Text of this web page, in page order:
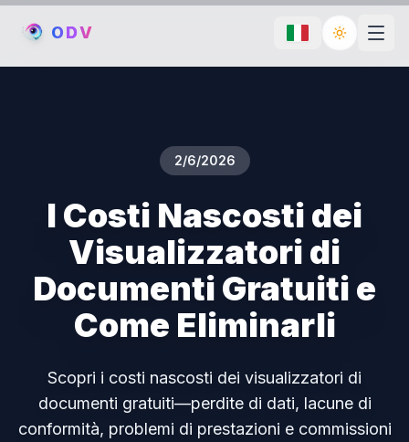
ODV Toggle
2/6/2026
I Costi Nascosti dei
Visualizzatori di
Documenti Gratuiti e
Come Eliminarli
Scopri i costi nascosti dei visualizzatori di
documenti gratuiti—perdite di dati, lacune di
conformità, problemi di prestazioni e commissioni